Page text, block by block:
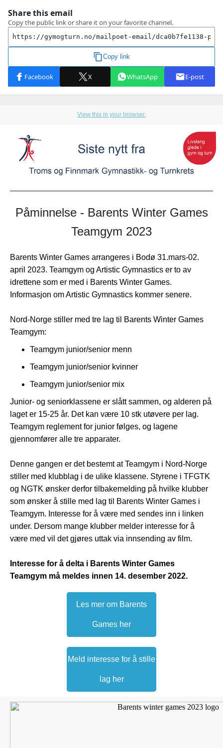
View this in your browser.
Påminnelse - Barents Winter Games
Teamgym 2023
Barents Winter Games arrangeres i Bodø 31.mars-02.
april 2023. Teamgym og Artistic Gymnastics er to av
idrettene som er med i Barents Winter Games.
Informasjon om Artistic Gymnastics kommer senere.
Nord-Norge stiller med tre lag til Barents Winter Games
Teamgym:
Teamgym junior/senior menn
Teamgym junior/senior kvinner
Teamgym junior/senior mix
Junior- og seniorklassene er slått sammen, og alderen på
laget er 15-25 år. Det kan være 10 stk utøvere per lag.
Teamgym reglement for junior følges, og lagene
gjennomfører alle tre apparater.
Denne gangen er det bestemt at Teamgym i Nord-Norge
stiller med klubblag i de ulike klassene. Styrene i TFGTK
og NGTK ønsker derfor tilbakemelding på hvilke klubber
som ønsker å stille med lag til Barents Winter Games i
Teamgym. Interesse for å være med sendes inn i linken
under. Dersom mange klubber melder interesse for å
være med vil det gjøres uttak via innsending av film.
Interesse for å delta i Barents Winter Games
Teamgym må meldes innen 14. desember 2022.
Les mer om Barents
Games her
Meld interesse for å stille
lag her